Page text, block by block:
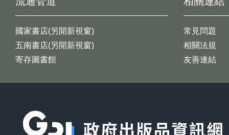
國家書店(另開新視窗)
五南書店(另開新視窗)
寄存圖書館
常見問題
相關法規
友善連結